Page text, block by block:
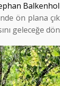
ön plana
geleceğe